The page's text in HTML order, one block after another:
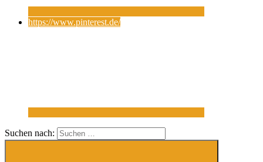
https://www.pinterest.de/
Suchen nach: